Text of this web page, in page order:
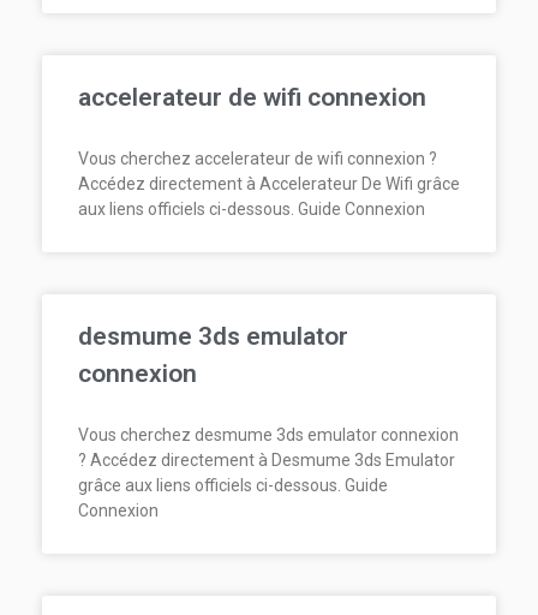
accelerateur de wifi connexion
Vous cherchez accelerateur de wifi connexion ?
Accédez directement à Accelerateur De Wifi grâce
aux liens officiels ci-dessous. Guide Connexion
desmume 3ds emulator
connexion
Vous cherchez desmume 3ds emulator connexion
? Accédez directement à Desmume 3ds Emulator
grâce aux liens officiels ci-dessous. Guide
Connexion